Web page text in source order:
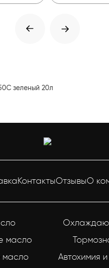
зеленый 20л
КонтактыОтзывыО
масло
масло
Автохимия